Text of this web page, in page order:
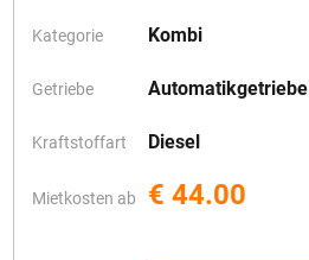
Kategorie Kombi
Getriebe Automatikgetriebe
Kraftstoffart Diesel
Mietkosten ab € 44.00